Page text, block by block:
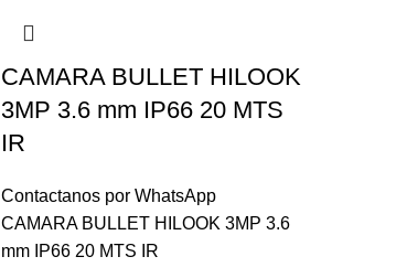
CAMARA BULLET HILOOK
3MP 3.6 mm IP66 20 MTS
IR
Contactanos por WhatsApp
CAMARA BULLET HILOOK 3MP 3.6
mm IP66 20 MTS IR